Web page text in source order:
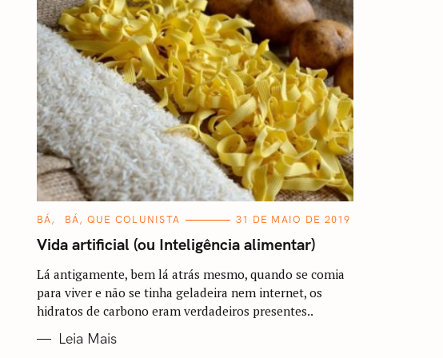
C
T
E
O
R
I
A
S
BÁ BÁ, QUE COLUNISTA 31 DE MAIO DE 2019
Vida artificial (ou Inteligência alimentar)
Lá antigamente, bem lá atrás mesmo, quando se comia
para viver e não se tinha geladeira nem internet, os
hidratos de carbono eram verdadeiros presentes..
Leia Mais